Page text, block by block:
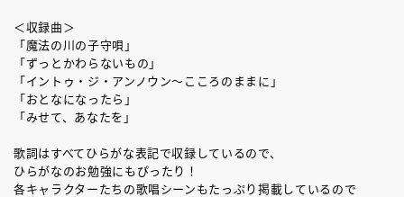
＜収録曲＞
「魔法の川の子守唄」
「ずっとかわらないもの」
「イントゥ・ジ・アンノウン～こころのままに」
「おとなになったら」
「みせて、あなたを」
歌詞はすべてひらがな表記で収録しているので、
ひらがなのお勉強にもぴったり！
各キャラクターたちの歌唱シーンもたっぷり掲載しているので